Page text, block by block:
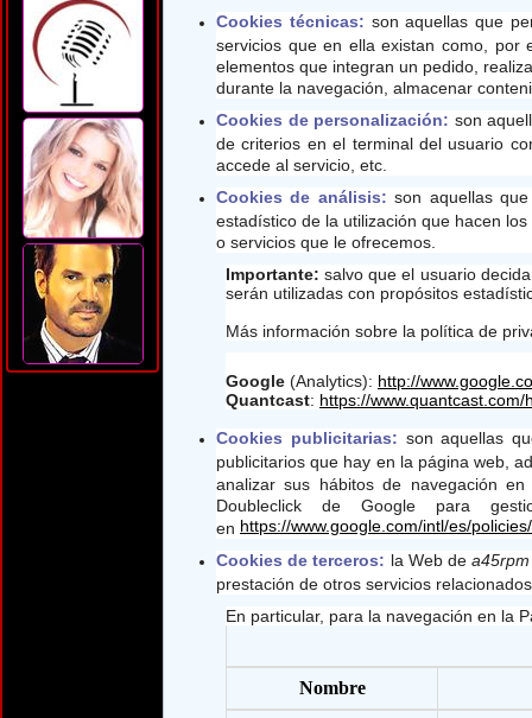
Cookies técnicas: son aquellas que
servicios que en ella existan como, por
elementos que integran un pedido,
durante la navegación, almacenar
Cookies de personalización: son
de criterios en el terminal del usuario
accede al servicio, etc.
Cookies de análisis: son aquellas
estadístico de la utilización que hacen
o servicios que le ofrecemos.
Importante: salvo que el usuario
serán utilizadas con propósitos
Más información sobre la política de
Google (Analytics): http://
Quantcast: https://
Cookies publicitarias: son aquellas
publicitarios que hay en la página web,
analizar sus hábitos de navegación
Doubleclick de Google para
en https://www.google.com/intl/es/
Cookies de terceros: la Web dea45rpm
prestación de otros servicios
En particular, para la navegación en la
Nombre